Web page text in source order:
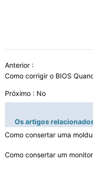
Anterior :
Como corrigir o BIOS
Próximo : No
Os artigos
Como consertar uma